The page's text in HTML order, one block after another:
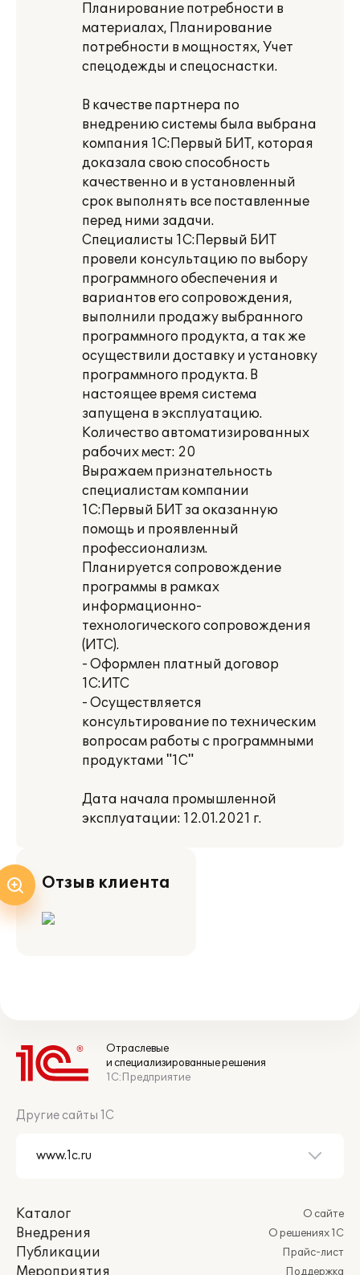
Планирование потребности в
материалах, Планирование
потребности в мощностях, Учет
спецодежды и спецоснастки.
В качестве партнера по
внедрению системы была выбрана
компания 1С:Первый БИТ, которая
доказала свою способность
качественно и в установленный
срок выполнять все поставленные
перед ними задачи.
Специалисты 1С:Первый БИТ
провели консультацию по выбору
программного обеспечения и
вариантов его сопровождения,
выполнили продажу выбранного
программного продукта, а так же
осуществили доставку и установку
программного продукта. В
настоящее время система
запущена в эксплуатацию.
Количество автоматизированных
рабочих мест: 20
Выражаем признательность
специалистам компании
1С:Первый БИТ за оказанную
помощь и проявленный
профессионализм.
Планируется сопровождение
программы в рамках
информационно-
технологического сопровождения
(ИТС).
- Оформлен платный договор
1С:ИТС
- Осуществляется
консультирование по техническим
вопросам работы с программными
продуктами "1С"
Дата начала промышленной
эксплуатации: 12.01.2021 г.
Отзыв клиента
Отраслевые
и специализированные решения
1С:Предприятие
Другие сайты 1С
Каталог
Внедрения
Публикации
Мероприятия
О сайте
О решениях 1С
Прайс-лист
Поддержка